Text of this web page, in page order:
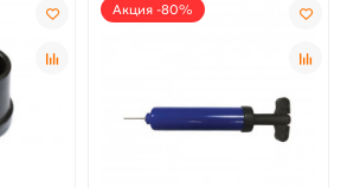
Акция -80%